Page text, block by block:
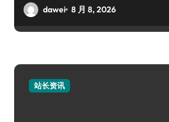
dawei 8 月 8, 2026
站长资讯